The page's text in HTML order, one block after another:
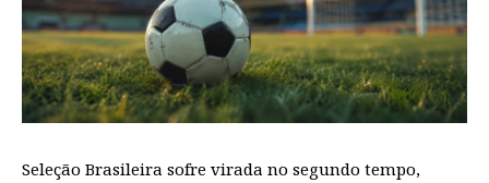
Seleção Brasileira sofre virada no segundo tempo,